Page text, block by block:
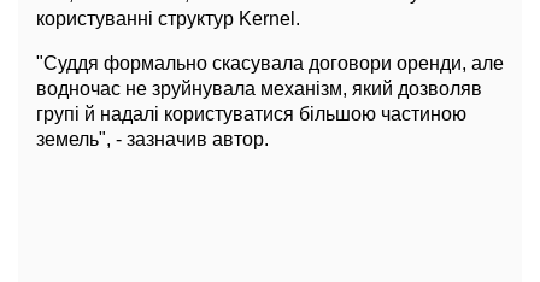
користуванні структур Kernel.
"Суддя формально скасувала договори оренди, але
водночас не зруйнувала механізм, який дозволяв
групі й надалі користуватися більшою частиною
земель", - зазначив автор.